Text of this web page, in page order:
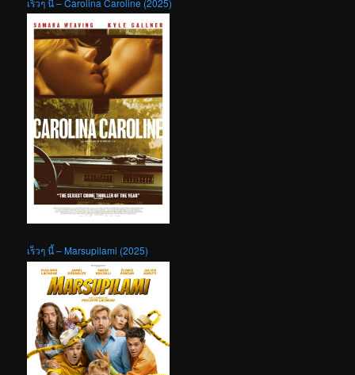
เร็วๆ นี้ – Marsupilami (2025)